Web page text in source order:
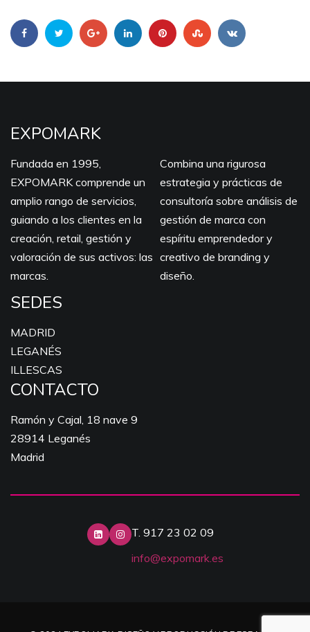
EXPOMARK
Fundada en 1995,
EXPOMARK comprende un
amplio rango de servicios,
guiando a los clientes en la
creación, retail, gestión y
valoración de sus activos: las
marcas.
Combina una rigurosa
estrategia y prácticas de
consultoría sobre análisis de
gestión de marca con
espíritu emprendedor y
creativo de branding y
diseño.
SEDES
MADRID
LEGANÉS
ILLESCAS
CONTACTO
Ramón y Cajal, 18 nave 9
28914 Leganés
Madrid
T. 917 23 02 09
info@expomark.es